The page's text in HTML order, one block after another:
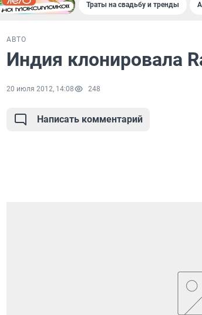
Траты на свадьбу и тренды
АВТО
Индия клонировала
20 июля 2012, 14:08 248
Написать комментарий